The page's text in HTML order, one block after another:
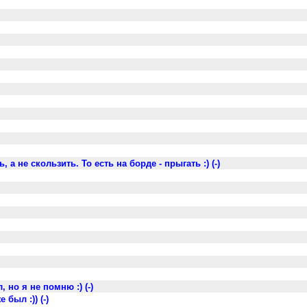
а не скользить. То есть на борде - прыгать :) (-)
но я не помню :) (-)
был :)) (-)